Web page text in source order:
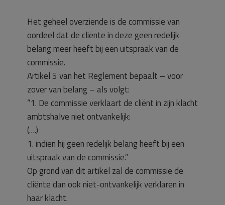
Het geheel overziende is de commissie van
oordeel dat de cliënte in deze geen redelijk
belang meer heeft bij een uitspraak van de
commissie.
Artikel 5 van het Reglement bepaalt – voor
zover van belang – als volgt:
“1. De commissie verklaart de cliënt in zijn klacht
ambtshalve niet ontvankelijk:
(….)
1. indien hij geen redelijk belang heeft bij een
uitspraak van de commissie.”
Op grond van dit artikel zal de commissie de
cliënte dan ook niet-ontvankelijk verklaren in
haar klacht.